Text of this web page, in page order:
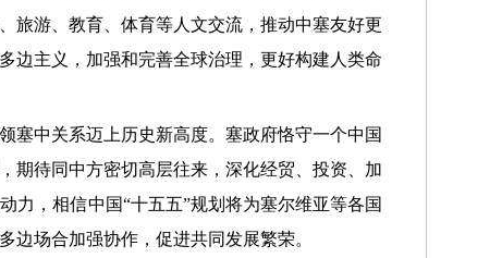
旅游、教育、体育等人文交流，推动中塞友好更
边主义，加强和完善全球治理，更好构建人类命
塞中关系迈上历史新高度。塞政府恪守一个中国
期待同中方密切高层往来，深化经贸、投资、加
力，相信中国“十五五”规划将为塞尔维亚等各国
场合加强协作，促进共同发展繁荣。